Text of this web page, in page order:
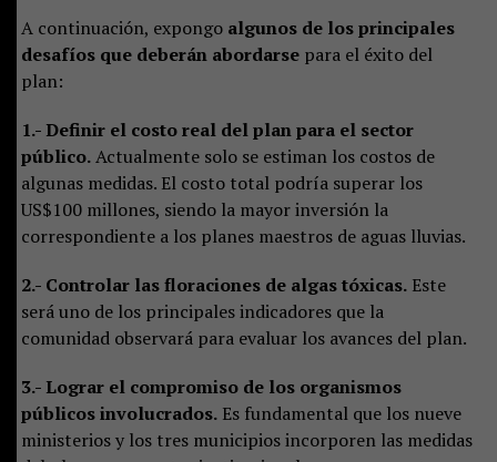
A continuación, expongo algunos de los principales
desafíos que deberán abordarsepara el éxito del
plan:
1.- Definir el costo real del plan para el sector
público.Actualmente solo se estiman los costos de
algunas medidas. El costo total podría superar los
US$100 millones, siendo la mayor inversión la
correspondiente a los planes maestros de aguas lluvias.
2.- Controlar las floraciones de algas tóxicas.Este
será uno de los principales indicadores que la
comunidad observará para evaluar los avances del plan.
3.- Lograr el compromiso de los organismos
públicos involucrados.Es fundamental que los nueve
ministerios y los tres municipios incorporen las medidas